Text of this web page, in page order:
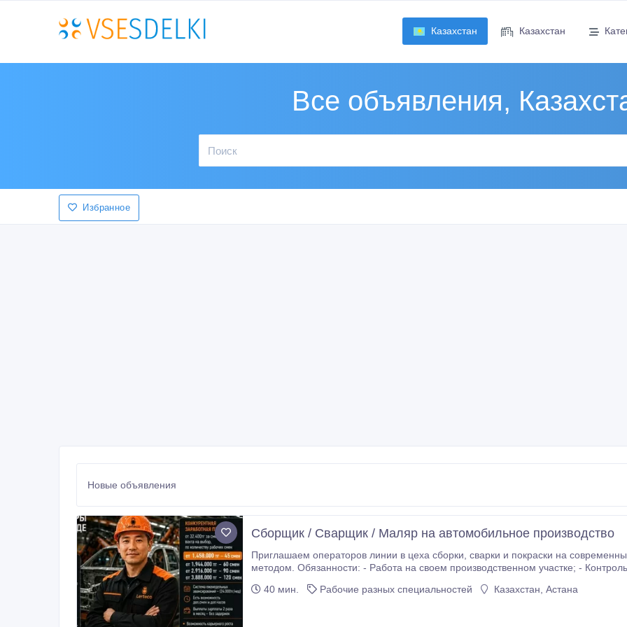
Казахстан Казахстан
Все объявления,
Избранное
Новые объявления
Сборщик / Сварщик / Маляр на автомобильное производство
Приглашаем операторов линии в цеха сборки, сварки и покраски на современный автомобильный завод. Работа вахтовым
методом. Обязанности: - Работа на своем производственном участке; - Контроль качества продукции; - Соблюдение стандартов
маляра, автослесаря, водителя погрузчика; - При наличии
40 мин. Рабочие разных специальностей Казахстан, Астана